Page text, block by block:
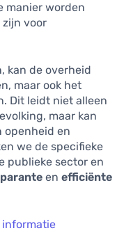
manier worden
voor
kan de overheid
maar ook het
Dit leidt niet alleen
maar kan
openheid en
we de specifieke
publieke sector en
en efficiënte
informatie